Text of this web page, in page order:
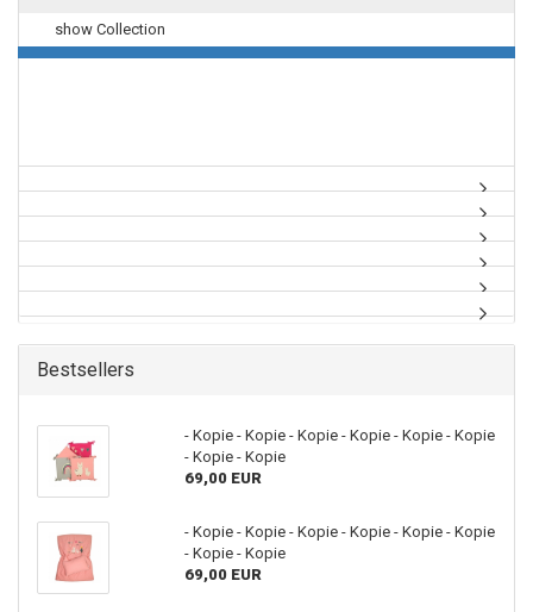
show Collection
Bestsellers
- Kopie - Kopie - Kopie - Kopie - Kopie - Kopie
- Kopie - Kopie
69,00 EUR
- Kopie - Kopie - Kopie - Kopie - Kopie - Kopie
- Kopie - Kopie
69,00 EUR